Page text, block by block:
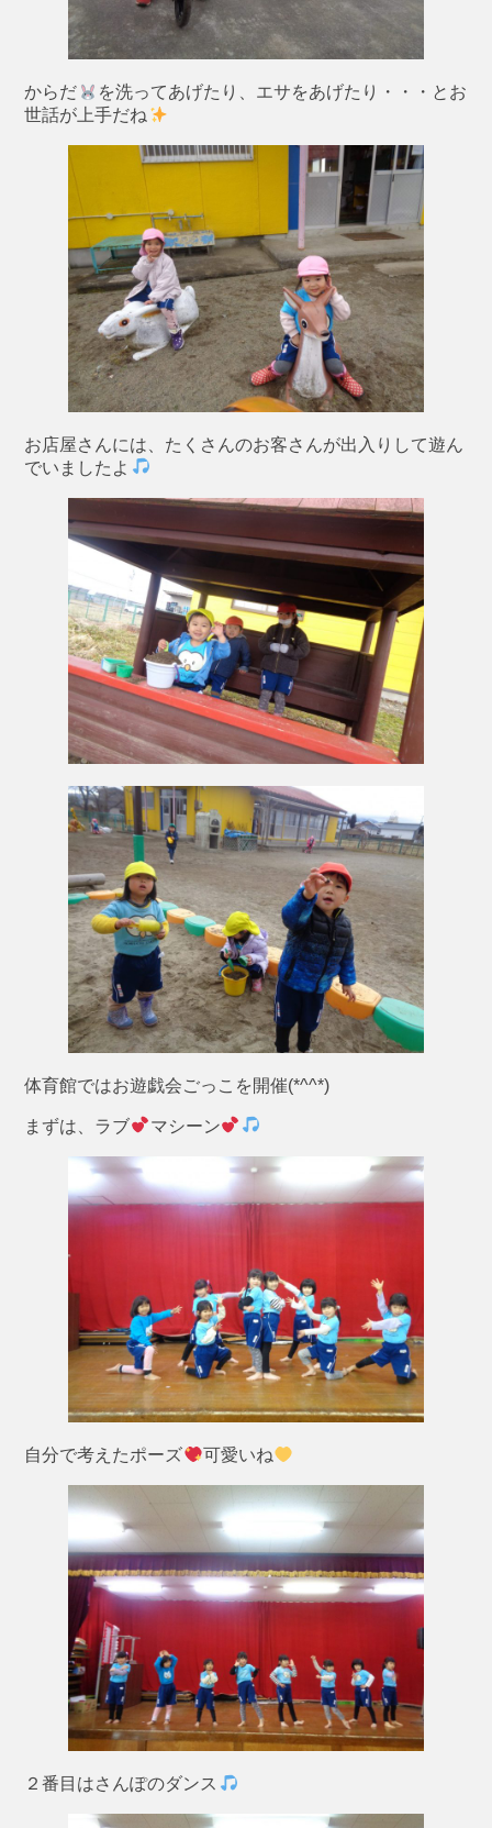
からだ
を洗ってあげたり、エサをあげたり・・・とお
世話が上手だね
お店屋さんには、たくさんのお客さんが出入りして遊ん
でいましたよ
体育館ではお遊戯会ごっこを開催(*^^*)
まずは、ラブ マシーン
自分で考えたポーズ 可愛いね
２番目はさんぽのダンス